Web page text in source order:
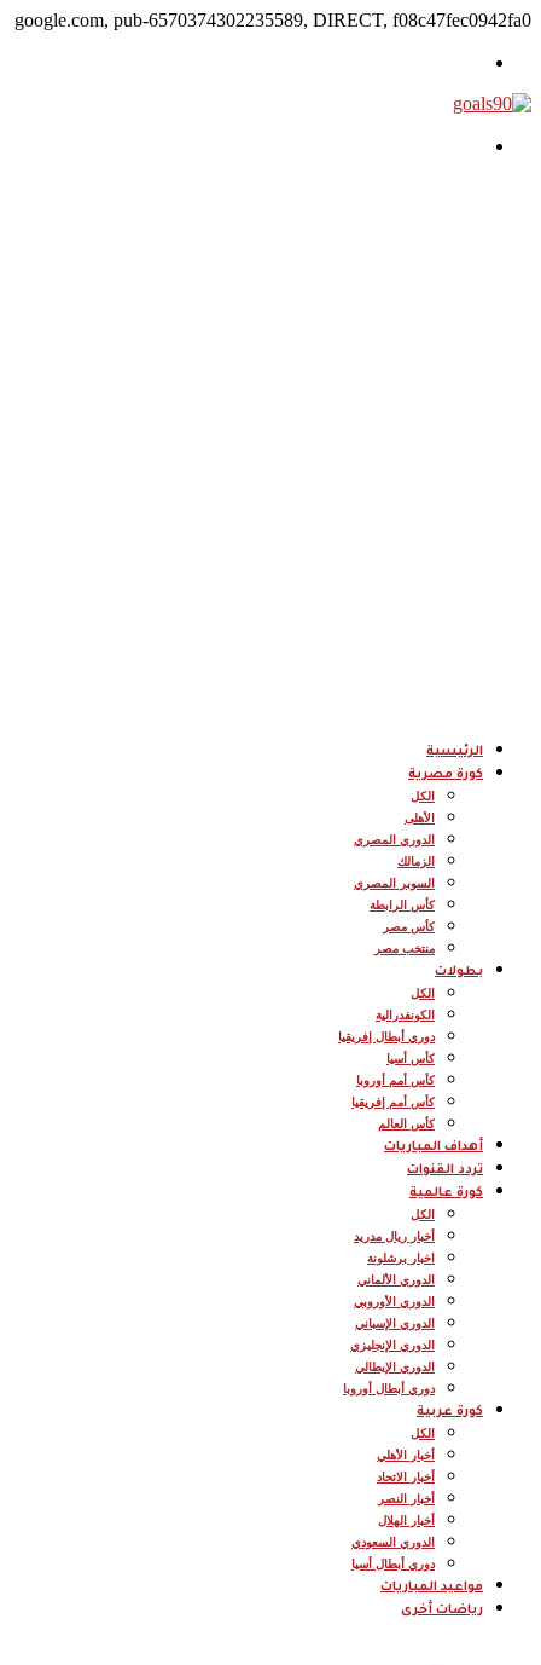
google.com, pub-6570374302235589, DIRECT, f08c47fec0942fa0
الرئيسية
كورة مصرية
الكل
الأهلى
الدوري المصري
الزمالك
السوبر المصري
كأس الرابطة
كأس مصر
منتخب مصر
بطولات
الكل
الكونفدرالية
دوري أبطال إفريقيا
كأس أسيا
كأس أمم أوروبا
كأس أمم إفريقيا
كأس العالم
أهداف المباريات
تردد القنوات
كورة عالمية
الكل
أخبار ريال مدريد
اخبار برشلونة
الدوري الألماني
الدوري الأوروبي
الدوري الإسباني
الدوري الإنجليزي
الدوري الإيطالي
دوري أبطال أوروبا
كورة عربية
الكل
أخبار الأهلي
أخبار الاتحاد
أخبار النصر
أخبار الهلال
الدوري السعودي
دوري أبطال أسيا
مواعيد المباريات
رياضات أخرى